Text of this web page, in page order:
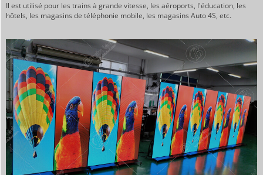
Il est utilisé pour les trains à grande vitesse, les aéroports, l'éducation, les
hôtels, les magasins de téléphonie mobile, les magasins Auto 4S, etc.